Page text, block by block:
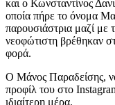
και ο Κωνσταντίνος
οποία πήρε το όνομα
παρουσιάστρια μαζί με
νεοφώτιστη βρέθηκαν
φορά.
Ο Μάνος Παραδείσης,
προφίλ του στο
ιδιαίτερη μέρα.